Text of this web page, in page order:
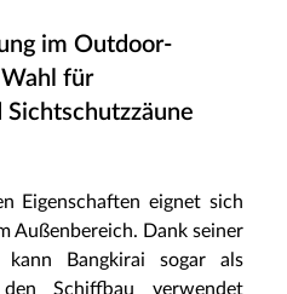
im Outdoor-
für
Sichtschutzzäune
Eigenschaften eignet sich
Außenbereich. Dank seiner
kann Bangkirai sogar als
Schiffbau verwendet